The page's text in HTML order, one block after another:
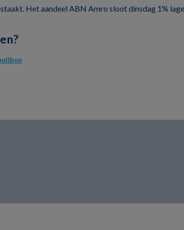
Het aandeel ABN Amro sloot dinsdag 1%